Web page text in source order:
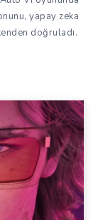
yapay zeka
doğruladı.